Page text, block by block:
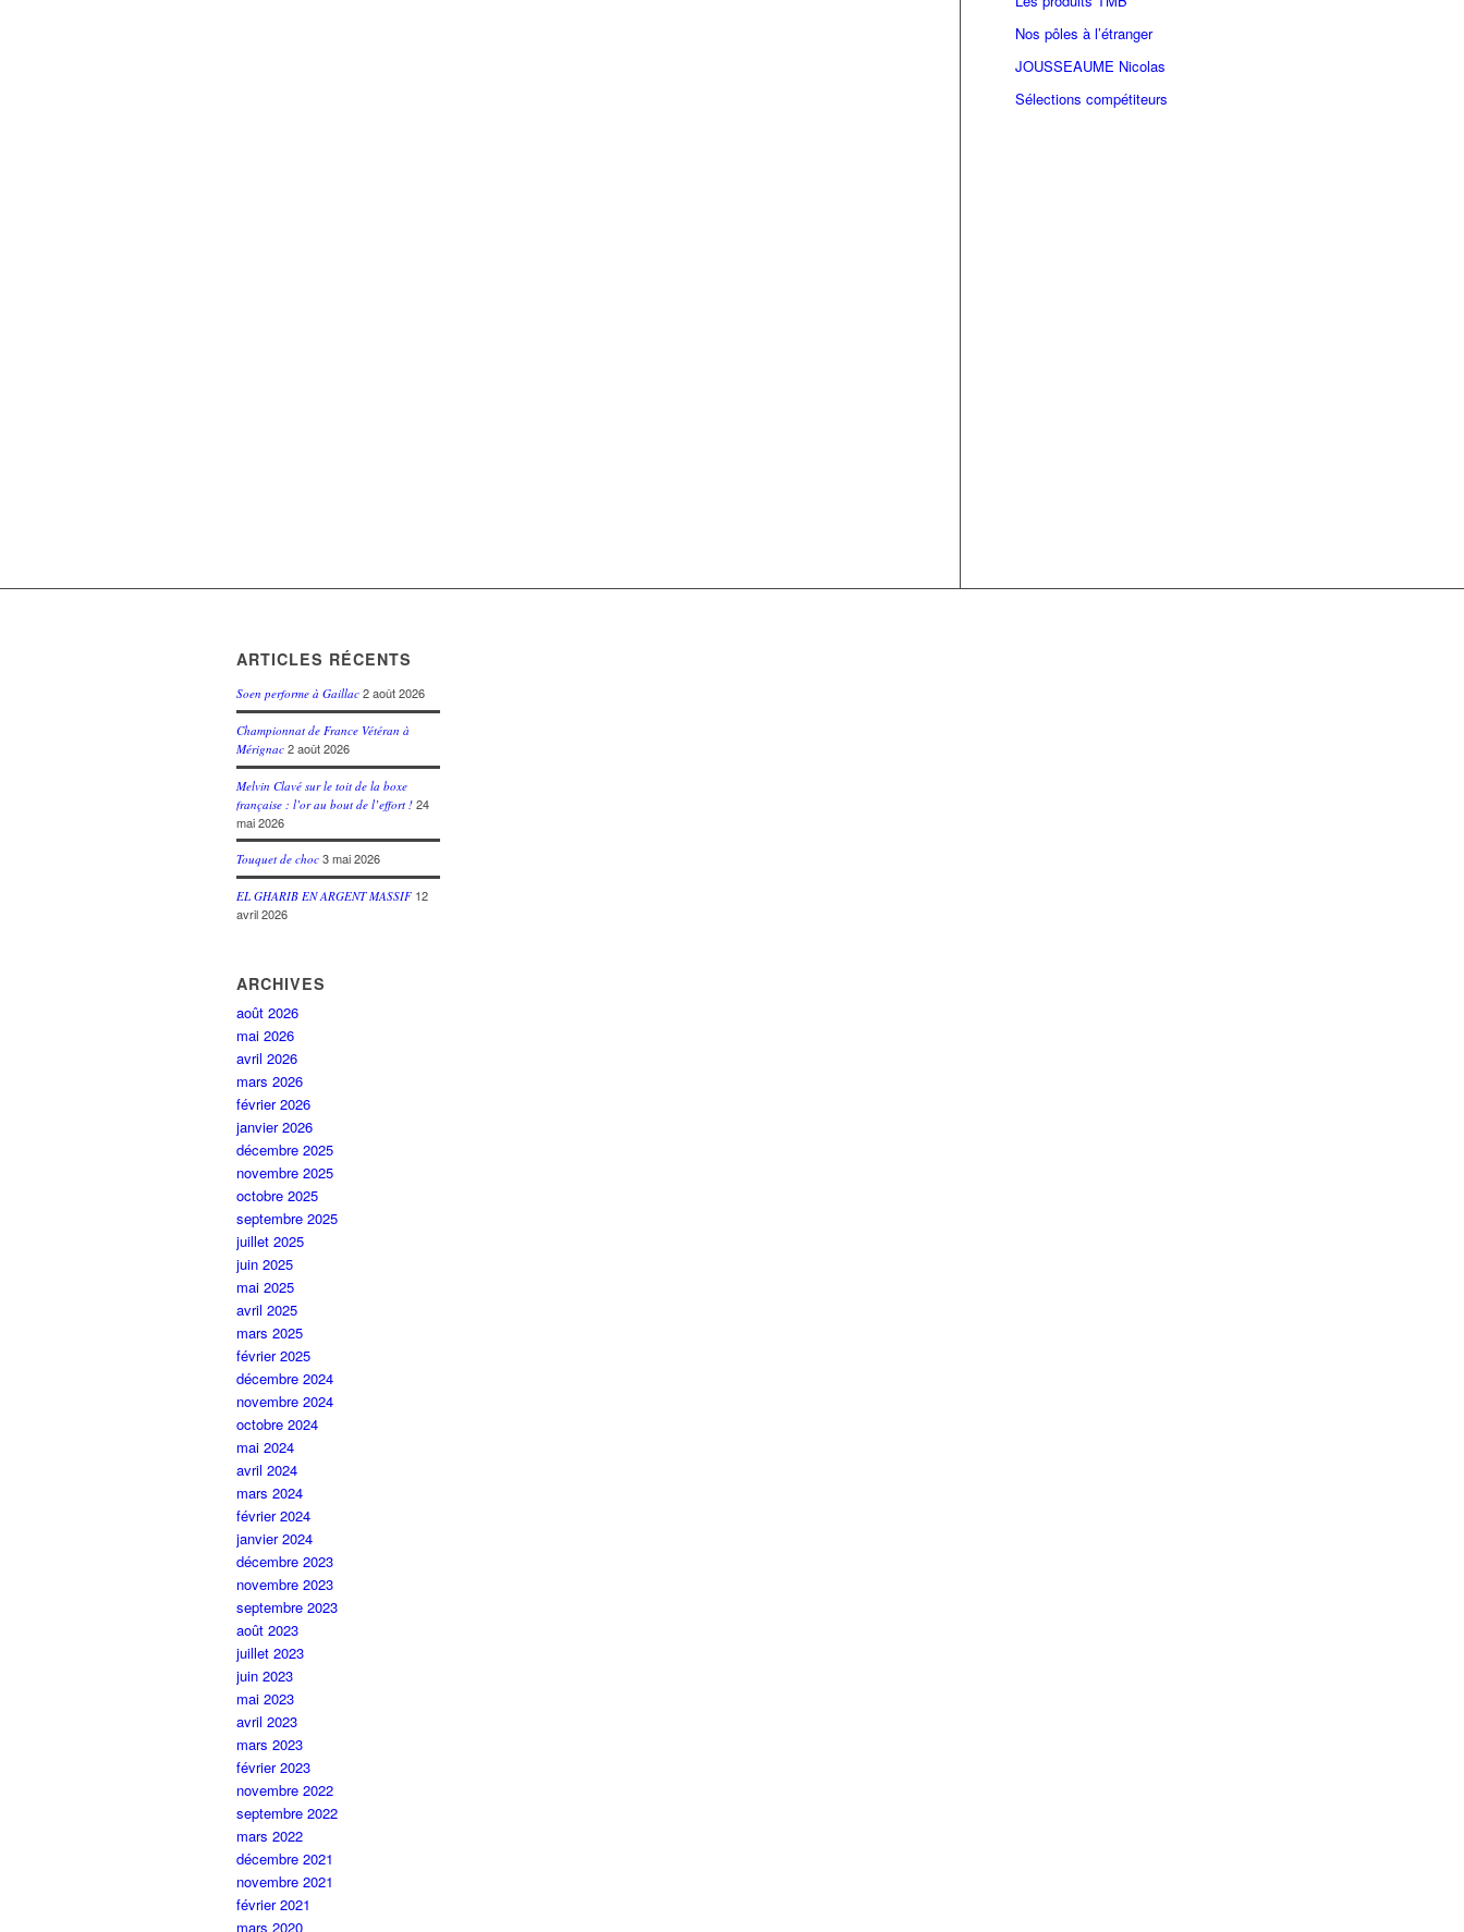
Nos pôles à l’étranger
JOUSSEAUME Nicolas
Sélections compétiteurs
ARTICLES RÉCENTS
Soen performe à Gaillac 2 août 2026
Championnat de France Vétéran à
Mérignac 2 août 2026
Melvin Clavé sur le toit de la boxe
française : l’or au bout de l’effort ! 24
mai 2026
Touquet de choc 3 mai 2026
EL GHARIB EN ARGENT MASSIF 12
avril 2026
ARCHIVES
août 2026
mai 2026
avril 2026
mars 2026
février 2026
janvier 2026
décembre 2025
novembre 2025
octobre 2025
septembre 2025
juillet 2025
juin 2025
mai 2025
avril 2025
mars 2025
février 2025
décembre 2024
novembre 2024
octobre 2024
mai 2024
avril 2024
mars 2024
février 2024
janvier 2024
décembre 2023
novembre 2023
septembre 2023
août 2023
juillet 2023
juin 2023
mai 2023
avril 2023
mars 2023
février 2023
novembre 2022
septembre 2022
mars 2022
décembre 2021
novembre 2021
février 2021
mars 2020